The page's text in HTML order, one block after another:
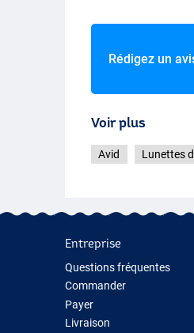
Rédigez un
Voir plus
Avid Lunettes
Entreprise
Questions fréquentes
Commander
Payer
Livraison